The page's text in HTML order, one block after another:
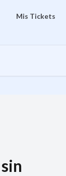
Mis Tickets